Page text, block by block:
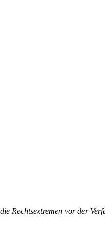
Rechts­ex­tre­men vor der